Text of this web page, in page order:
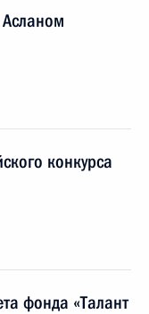
конкурса
фонда «Талант